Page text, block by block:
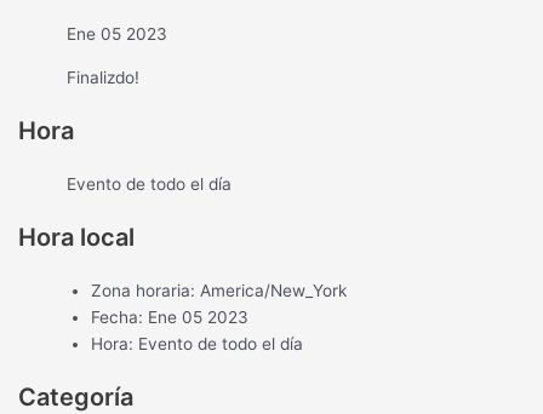
Ene 05 2023
Finalizdo!
Hora
Evento de todo el día
Hora local
Zona horaria: America/New_York
Fecha: Ene 05 2023
Hora: Evento de todo el día
Categoría